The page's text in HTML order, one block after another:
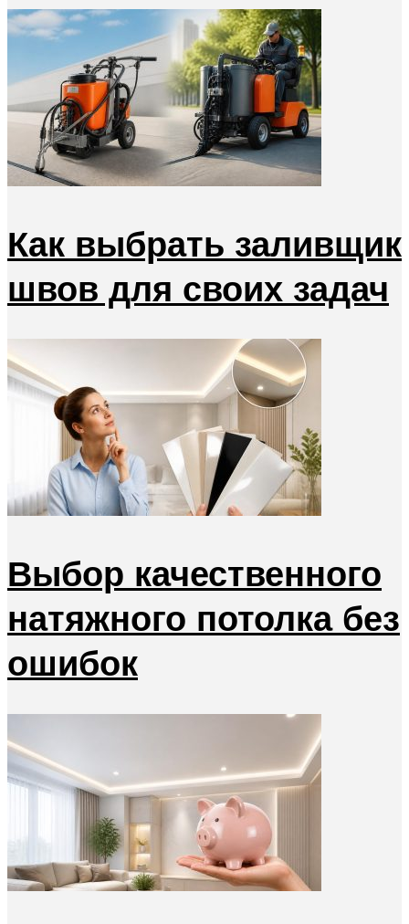
Как выбрать заливщик
швов для своих задач
Выбор качественного
натяжного потолка без
ошибок